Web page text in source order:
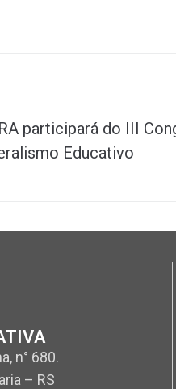
participará do III
Educativo
n° 680.
– RS